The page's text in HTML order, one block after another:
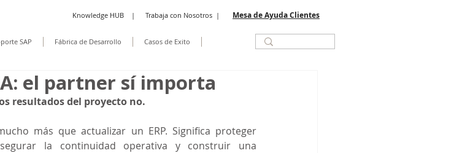
Knowledge HUB | Trabaja con Nosotros | Mesa de Ayuda Clientes
SAP Fábrica de Desarrollo Casos de Exito
el partner sí importa
resultados del proyecto no.
más que actualizar un ERP. Significa proteger
la continuidad operativa y construir una